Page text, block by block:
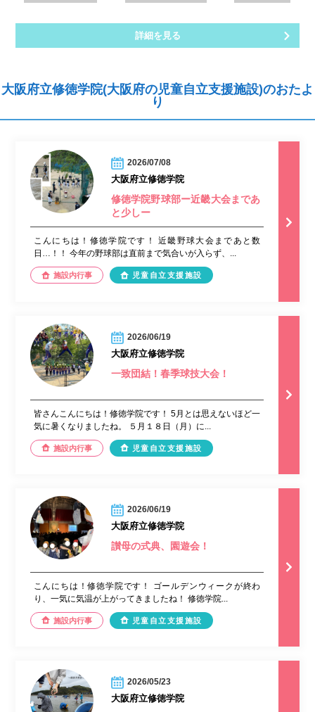
詳細を見る
大阪府立修徳学院(大阪府の児童自立支援施設)のおたよ
り
2026/07/08
大阪府立修徳学院
修徳学院野球部ー近畿大会まであ
と少しー
こんにちは！修徳学院です！ 近畿野球大会まであと数
日…！！ 今年の野球部は直前まで気合いが入らず、...
施設内行事 児童自立支援施設
2026/06/19
大阪府立修徳学院
一致団結！春季球技大会！
皆さんこんにちは！修徳学院です！ 5月とは思えないほど一
気に暑くなりましたね。 ５月１８日（月）に...
施設内行事 児童自立支援施設
2026/06/19
大阪府立修徳学院
讃母の式典、園遊会！
こんにちは！修徳学院です！ ゴールデンウィークが終わ
り、一気に気温が上がってきましたね！ 修徳学院...
施設内行事 児童自立支援施設
2026/05/23
大阪府立修徳学院